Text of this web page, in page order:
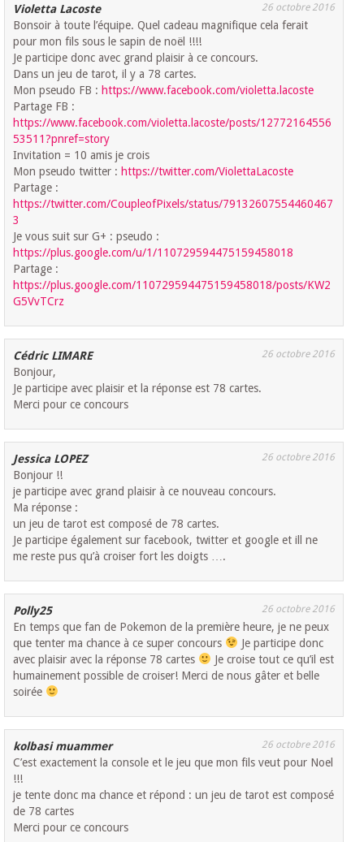
Violetta Lacoste 26 octobre 2016
Bonsoir à toute l’équipe. Quel cadeau magnifique cela ferait
pour mon fils sous le sapin de noël !!!!
Je participe donc avec grand plaisir à ce concours.
Dans un jeu de tarot, il y a 78 cartes.
Mon pseudo FB :https://www.facebook.com/violetta.lacoste
Partage FB :
https://www.facebook.com/violetta.lacoste/posts/12772164556
53511?pnref=story
Invitation = 10 amis je crois
Mon pseudo twitter :https://twitter.com/ViolettaLacoste
Partage :
https://twitter.com/CoupleofPixels/status/79132607554460467
3
Je vous suit sur G+ : pseudo :
https://plus.google.com/u/1/110729594475159458018
Partage :
https://plus.google.com/110729594475159458018/posts/KW2
G5VvTCrz
Cédric LIMARE 26 octobre 2016
Bonjour,
Je participe avec plaisir et la réponse est 78 cartes.
Merci pour ce concours
Jessica LOPEZ 26 octobre 2016
Bonjour !!
je participe avec grand plaisir à ce nouveau concours.
Ma réponse :
un jeu de tarot est composé de 78 cartes.
Je participe également sur facebook, twitter et google et ill ne
me reste pus qu’à croiser fort les doigts ….
Polly25 26 octobre 2016
En temps que fan de Pokemon de la première heure, je ne peux
que tenter ma chance à ce super concours
Je participe donc
avec plaisir avec la réponse 78 cartes
Je croise tout ce qu’il est
humainement possible de croiser! Merci de nous gâter et belle
soirée
kolbasi muammer 26 octobre 2016
C’est exactement la console et le jeu que mon fils veut pour Noel
!!!
je tente donc ma chance et répond : un jeu de tarot est composé
de 78 cartes
Merci pour ce concours